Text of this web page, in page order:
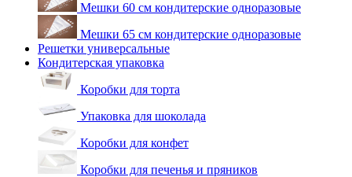
Мешки 60 см кондитерские одноразовые
Мешки 65 см кондитерские одноразовые
Решетки универсальные
Кондитерская упаковка
Коробки для торта
Упаковка для шоколада
Коробки для конфет
Коробки для печенья и пряников